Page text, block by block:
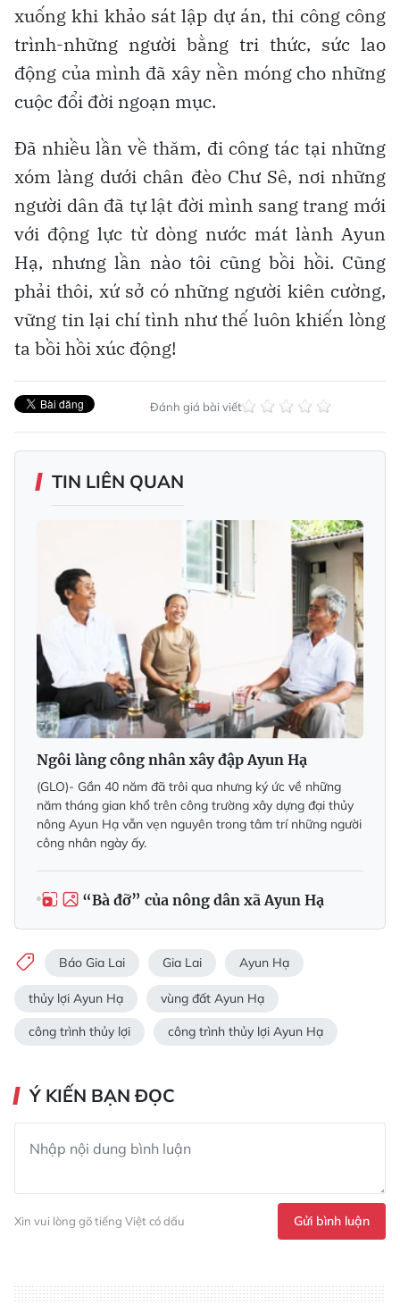
xuống khi khảo sát lập dự án, thi công công
trình-những người bằng tri thức, sức lao
động của mình đã xây nền móng cho những
cuộc đổi đời ngoạn mục.
Đã nhiều lần về thăm, đi công tác tại những
xóm làng dưới chân đèo Chư Sê, nơi những
người dân đã tự lật đời mình sang trang mới
với động lực từ dòng nước mát lành Ayun
Hạ, nhưng lần nào tôi cũng bồi hồi. Cũng
phải thôi, xứ sở có những người kiên cường,
vững tin lại chí tình như thế luôn khiến lòng
ta bồi hồi xúc động!
Đánh giá bài viết
TIN LIÊN QUAN
Ngôi làng công nhân xây đập Ayun Hạ
(GLO)- Gần 40 năm đã trôi qua nhưng ký ức về những
năm tháng gian khổ trên công trường xây dựng đại thủy
nông Ayun Hạ vẫn vẹn nguyên trong tâm trí những người
công nhân ngày ấy.
“Bà đỡ” của nông dân xã Ayun Hạ
Báo Gia Lai Gia Lai Ayun Hạ
thủy lợi Ayun Hạ vùng đất Ayun Hạ
công trình thủy lợi công trình thủy lợi Ayun Hạ
Ý KIẾN BẠN ĐỌC
Xin vui lòng gõ tiếng Việt có dấu Gửi bình luận